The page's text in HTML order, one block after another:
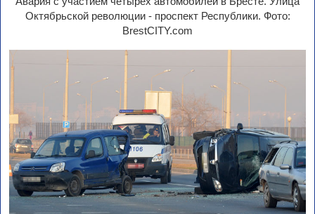
Октябрьской революции - проспект Республики. Фото:
BrestCITY.com